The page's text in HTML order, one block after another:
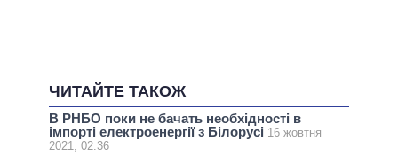
ЧИТАЙТЕ ТАКОЖ
В РНБО поки не бачать необхідності в
імпорті електроенергії з Білорусі 16 жовтня
2021, 02:36